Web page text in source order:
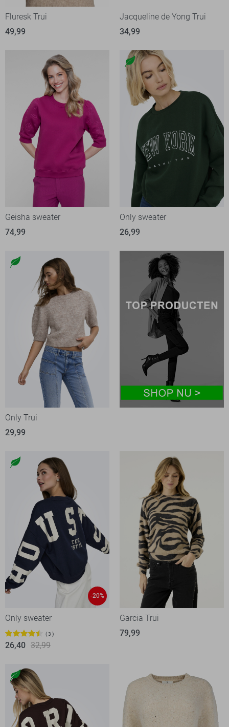
Fluresk Trui
49,99
Jacqueline de Yong Trui
34,99
Geisha sweater
74,99
Only sweater
26,99
Only Trui
29,99
-20%
Only sweater
3
26,40 32,99
Garcia Trui
79,99